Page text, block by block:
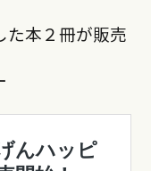
本２冊が販売